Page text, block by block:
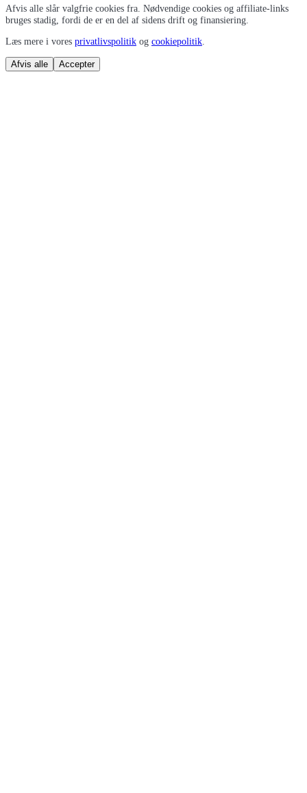
Afvis alle slår valgfrie cookies fra. Nødvendige cookies og affiliate-links
bruges stadig, fordi de er en del af sidens drift og finansiering.
Læs mere i vores privatlivspolitik og cookiepolitik.
Afvis alle Accepter